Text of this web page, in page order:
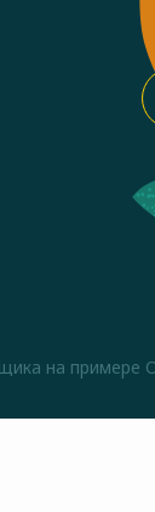
на примере